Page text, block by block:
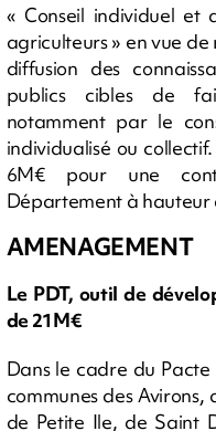
« Conseil individuel et
agriculteurs » en vue
diffusion des
publics cibles de
notamment par le
individualisé ou collectif.
6M€ pour une
Département à hauteur
AMENAGEMENT
Le PDT, outil de
de 21M€
Dans le cadre du
communes des Avirons,
de Petite Ile, de Saint